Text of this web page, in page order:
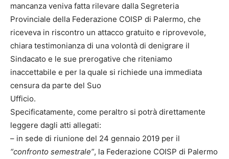
mancanza veniva fatta rilevare dalla Segreteria
Provinciale della Federazione COISP di Palermo, che
riceveva in riscontro un attacco gratuito e riprovevole,
chiara testimonianza di una volontà di denigrare il
Sindacato e le sue prerogative che riteniamo
inaccettabile e per la quale si richiede una immediata
censura da parte del Suo
Ufficio.
Specificatamente, come peraltro si potrà direttamente
leggere dagli atti allegati:
– in sede di riunione del 24 gennaio 2019 per il
“confronto semestrale”, la Federazione COISP di Palermo